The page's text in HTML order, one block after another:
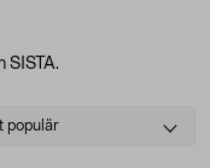
populär